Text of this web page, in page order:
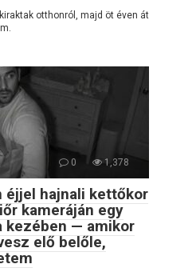
otthonról, majd öt éven át
0 1,378
éjjel hajnali kettőkor
kameráján egy
kezében — amikor
elő belőle,